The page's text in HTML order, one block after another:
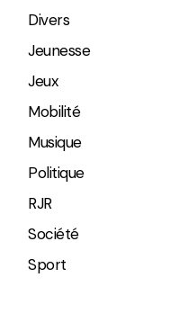
Divers
Jeunesse
Jeux
Mobilité
Musique
Politique
RJR
Société
Sport